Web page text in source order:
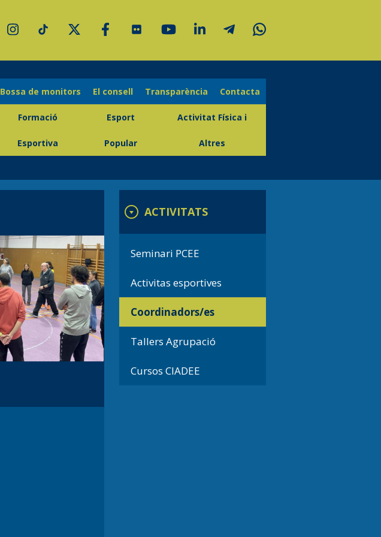
Bossa de monitors El consell Transparència Contacta
Formació
Esportiva
Esport
Popular
Activitat Física i
Altres
ACTIVITATS
Seminari PCEE
Activitas esportives
Coordinadors/es
Tallers Agrupació
Cursos CIADEE